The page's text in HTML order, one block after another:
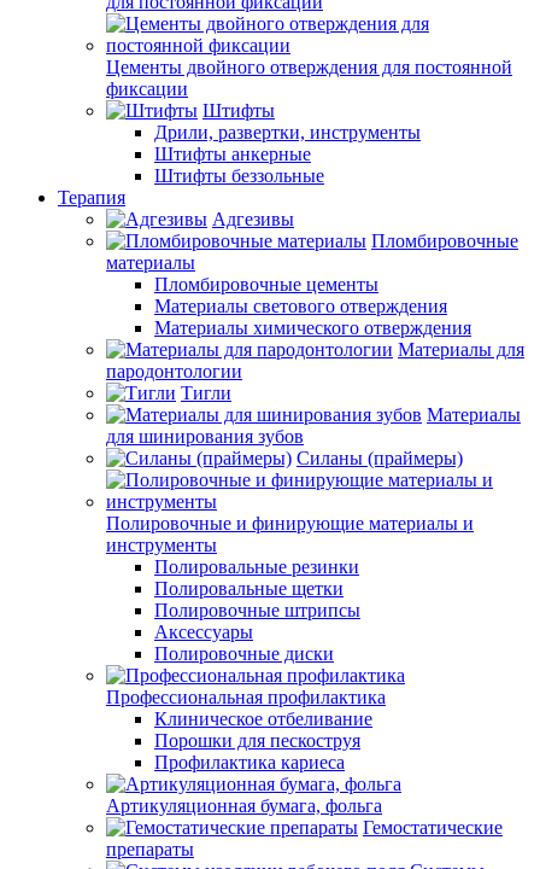
Цементы двойного отверждения для постоянной
фиксации
Штифты
Дрили, развертки, инструменты
Штифты анкерные
Штифты беззольные
Терапия
Адгезивы
Пломбировочные
материалы
Пломбировочные цементы
Материалы светового отверждения
Материалы химического отверждения
Материалы для
пародонтологии
Тигли
Материалы
для шинирования зубов
Силаны (праймеры)
Полировочные и финирующие материалы и
инструменты
Полировальные резинки
Полировальные щетки
Полировочные штрипсы
Аксессуары
Полировочные диски
Профессиональная профилактика
Клиническое отбеливание
Порошки для пескоструя
Профилактика кариеса
Артикуляционная бумага, фольга
Гемостатические
препараты